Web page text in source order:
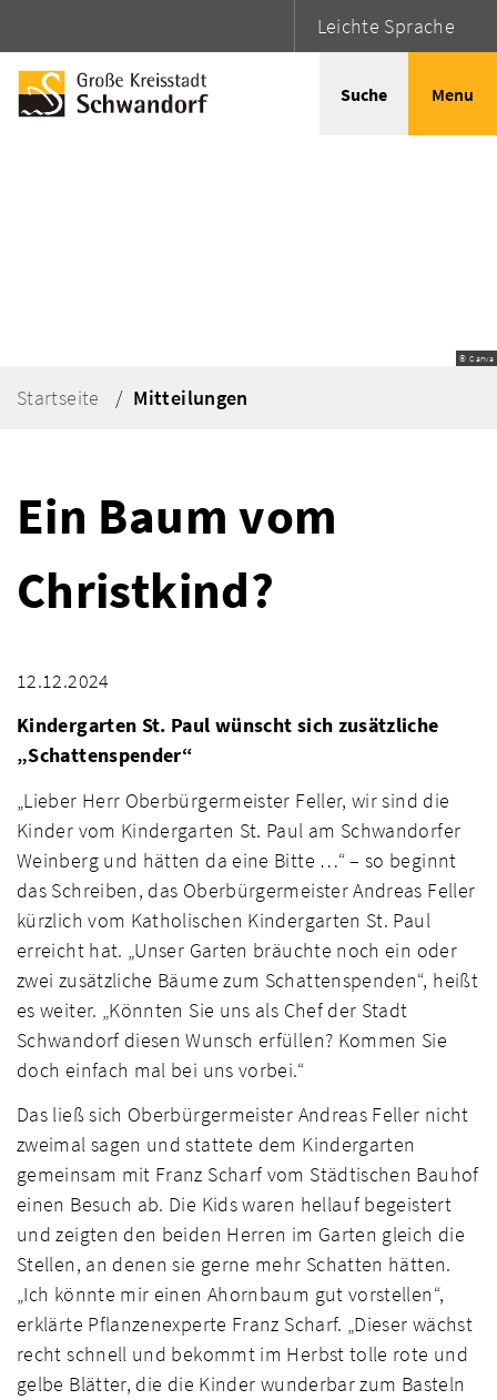
Leichte Sprache
Suche Menu
© Canva
Startseite Mitteilungen
Ein Baum vom
Christkind?
12.12.2024
Kindergarten St. Paul wünscht sich zusätzliche
„Schattenspender“
„Lieber Herr Oberbürgermeister Feller, wir sind die
Kinder vom Kindergarten St. Paul am Schwandorfer
Weinberg und hätten da eine Bitte …“ – so beginnt
das Schreiben, das Oberbürgermeister Andreas Feller
kürzlich vom Katholischen Kindergarten St. Paul
erreicht hat. „Unser Garten bräuchte noch ein oder
zwei zusätzliche Bäume zum Schattenspenden“, heißt
es weiter. „Könnten Sie uns als Chef der Stadt
Schwandorf diesen Wunsch erfüllen? Kommen Sie
doch einfach mal bei uns vorbei.“
Das ließ sich Oberbürgermeister Andreas Feller nicht
zweimal sagen und stattete dem Kindergarten
gemeinsam mit Franz Scharf vom Städtischen Bauhof
einen Besuch ab. Die Kids waren hellauf begeistert
und zeigten den beiden Herren im Garten gleich die
Stellen, an denen sie gerne mehr Schatten hätten.
„Ich könnte mir einen Ahornbaum gut vorstellen“,
erklärte Pflanzenexperte Franz Scharf. „Dieser wächst
recht schnell und bekommt im Herbst tolle rote und
gelbe Blätter, die die Kinder wunderbar zum Basteln